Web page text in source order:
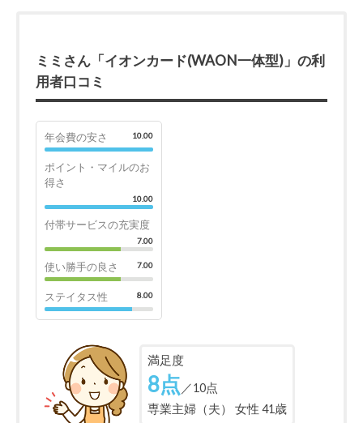
ミミさん「イオンカード(WAON一体型)」の利
用者口コミ
年会費の安さ 10.00
ポイント・マイルのお
得さ
10.00
付帯サービスの充実度
7.00
使い勝手の良さ 7.00
ステイタス性 8.00
満足度
8点／10点
専業主婦（夫） 女性 41歳